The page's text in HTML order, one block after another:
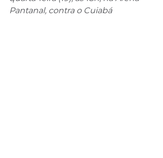
Pantanal, contra o Cuiabá